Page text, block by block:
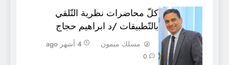
كلّ محاضرات نظرية التّلقي
بالتّطبيقات /د ابراهيم حجاج
مسلك ميمون 4 أشهر ago
0